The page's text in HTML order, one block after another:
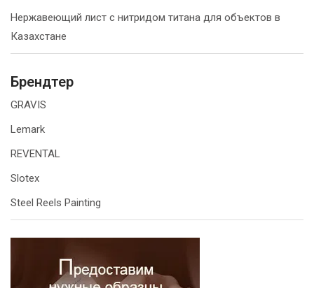
Нержавеющий лист с нитридом титана для объектов в
Казахстане
Брендтер
GRAVIS
Lemark
REVENTAL
Slotex
Steel Reels Painting